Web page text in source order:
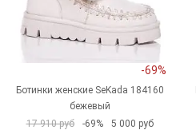
-69%
Ботинки женские SeKada 184160
бежевый
17 910 руб
-69% 5 000 руб